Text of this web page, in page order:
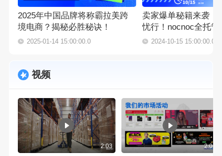
2025年中国品牌将称霸拉美跨
境电商？揭秘必胜秘诀！
2025-01-14 15:00:00.0
卖家爆单秘籍来袭，
忧行！nocnoc全托管
一键备战旺季
2024-10-15 15:00:00.0
视频
2:03 2:01